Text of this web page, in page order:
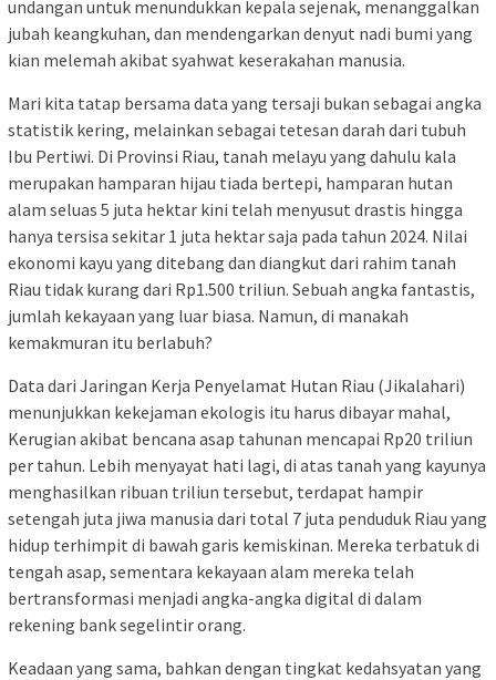
undangan untuk menundukkan kepala sejenak, menanggalkan
jubah keangkuhan, dan mendengarkan denyut nadi bumi yang
kian melemah akibat syahwat keserakahan manusia.
Mari kita tatap bersama data yang tersaji bukan sebagai angka
statistik kering, melainkan sebagai tetesan darah dari tubuh
Ibu Pertiwi. Di Provinsi Riau, tanah melayu yang dahulu kala
merupakan hamparan hijau tiada bertepi, hamparan hutan
alam seluas 5 juta hektar kini telah menyusut drastis hingga
hanya tersisa sekitar 1 juta hektar saja pada tahun 2024. Nilai
ekonomi kayu yang ditebang dan diangkut dari rahim tanah
Riau tidak kurang dari Rp1.500 triliun. Sebuah angka fantastis,
jumlah kekayaan yang luar biasa. Namun, di manakah
kemakmuran itu berlabuh?
Data dari Jaringan Kerja Penyelamat Hutan Riau (Jikalahari)
menunjukkan kekejaman ekologis itu harus dibayar mahal,
Kerugian akibat bencana asap tahunan mencapai Rp20 triliun
per tahun. Lebih menyayat hati lagi, di atas tanah yang kayunya
menghasilkan ribuan triliun tersebut, terdapat hampir
setengah juta jiwa manusia dari total 7 juta penduduk Riau yang
hidup terhimpit di bawah garis kemiskinan. Mereka terbatuk di
tengah asap, sementara kekayaan alam mereka telah
bertransformasi menjadi angka-angka digital di dalam
rekening bank segelintir orang.
Keadaan yang sama, bahkan dengan tingkat kedahsyatan yang